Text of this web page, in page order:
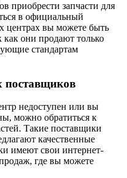
приобрести запчасти для
в официальный
центрах вы можете быть
как они продают только
стандартам
поставщиков
недоступен или вы
можно обратиться к
Такие поставщики
качественные
имеют свои интернет-
где вы можете